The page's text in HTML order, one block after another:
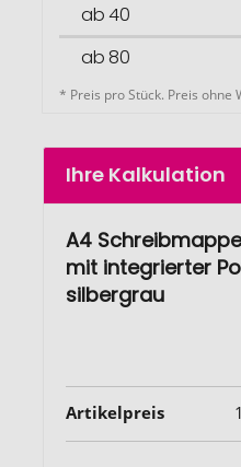
ab 40
ab 80
* Preis pro Stück. Preis ohne
Ihre Kalkulation
A4
mit integrierter
silbergrau
Artikelpreis